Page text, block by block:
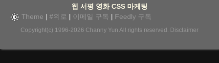
웹 서평 영화 CSS 마케팅
Theme | #위로 | 이메일 구독 | Feedly 구독
Copyright(c) 1996-2026 Channy Yun All rights reserved. Disclaimer